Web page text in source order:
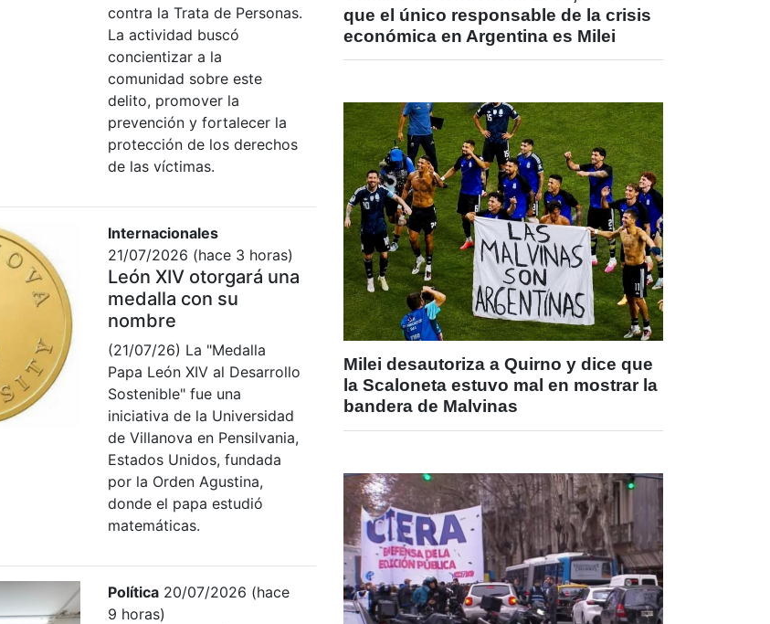
contra la Trata de Personas.
La actividad buscó
concientizar a la
comunidad sobre este
delito, promover la
prevención y fortalecer la
protección de los derechos
de las víctimas.
Internacionales
21/07/2026 (hace 3 horas)
León XIV otorgará una
medalla con su
nombre
(21/07/26) La "Medalla
Papa León XIV al Desarrollo
Sostenible" fue una
iniciativa de la Universidad
de Villanova en Pensilvania,
Estados Unidos, fundada
por la Orden Agustina,
donde el papa estudió
matemáticas.
Política 20/07/2026 (hace
9 horas)
que el único responsable de la crisis
económica en Argentina es Milei
Milei desautoriza a Quirno y dice que
la Scaloneta estuvo mal en mostrar la
bandera de Malvinas